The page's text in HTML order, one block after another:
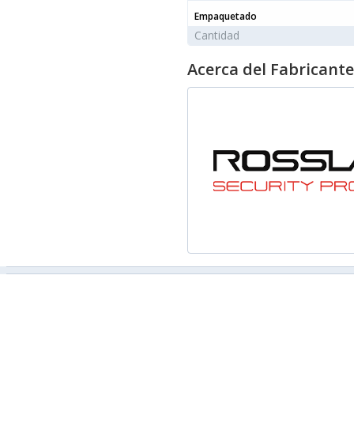
Empaquetado
Cantidad
Acerca del Fabricante